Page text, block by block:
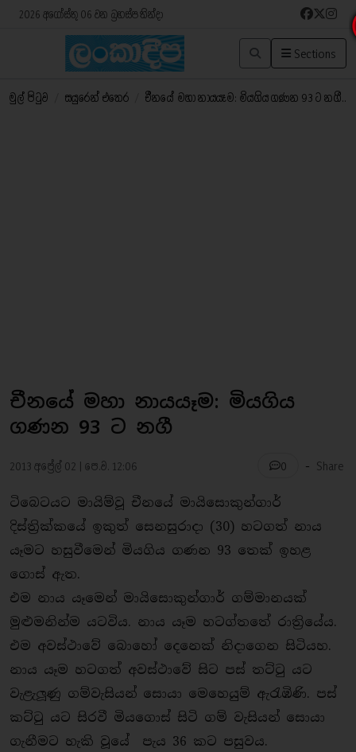
2026 අගෝස්තු 06 වන බ්‍රහස්පතින්දා
Sections
මුල් පිටුව සයුරෙන් එතෙර චීනයේ මහා නායයෑම: මියගිය ගණන 93 ට නගී..
චීනයේ මහා නායයෑම: මියගිය
ගණන 93 ට නගී
2013 අප්‍රේල් 02 | පෙ.ව. 12:06 0 - Share
ටිබෙටයට මායිම්වූ චීනයේ මායිසොකුන්ගාර්
දිස්ති‍්‍රක්කයේ ඉකුත් සෙනසුරාදා (30) හටගත් නාය
යෑමට හසුවීමෙන් මියගිය ගණන 93 තෙක් ඉහළ
ගොස් ඇත.
එම නාය යෑමෙන් මායිසොකුන්ගාර් ගම්මානයක්
මුළුමනින්ම යටවිය. නාය යෑම හටග්තතේ රාති‍්‍රයේය.
එම අවස්ථාවේ බොහෝ දෙනෙක් නිදාගෙන සිටියහ.
නාය යෑම හටගත් අවස්ථාවේ සිට පස් තට්ටු යට
වැළැලූණු ගම්වැසියන් සොයා මෙහෙයුම් ඇරැඹිණි. පස්
කට්ටු යට සිරවී මියගොස් සිටි ගම් වැසියන් සොයා
ගැනීමට හැකි වූයේ පැය 36 කට පසුවය.